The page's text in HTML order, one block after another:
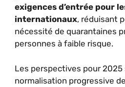
exigences d’entrée pour
internationaux, réduisant
nécessité de quarantaines
personnes à faible risque.
Les perspectives pour
normalisation progressive